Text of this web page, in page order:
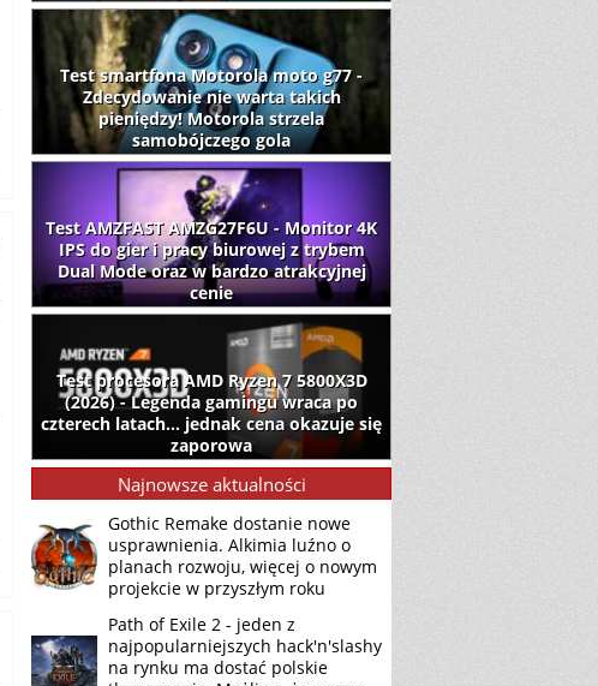
Test smartfona Motorola moto g77 -
Zdecydowanie nie warta takich
pieniędzy! Motorola strzela
samobójczego gola
Test AMZFAST AMZG27F6U - Monitor 4K
IPS do gier i pracy biurowej z trybem
Dual Mode oraz w bardzo atrakcyjnej
cenie
Test procesora AMD Ryzen 7 5800X3D
(2026) - Legenda gamingu wraca po
czterech latach... jednak cena okazuje się
zaporowa
Najnowsze aktualności
Gothic Remake dostanie nowe
usprawnienia. Alkimia luźno o
planach rozwoju, więcej o nowym
projekcie w przyszłym roku
Path of Exile 2 - jeden z
najpopularniejszych hack'n'slashy
na rynku ma dostać polskie